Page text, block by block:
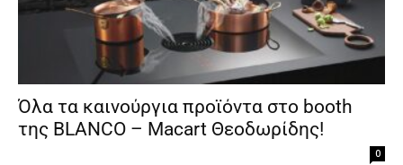
Όλα τα καινούργια προϊόντα στο booth
της BLANCO – Macart Θεοδωρίδης!
0